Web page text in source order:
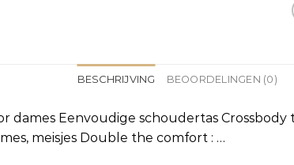
BESCHRIJVING BEOORDELINGEN (0)
dames Eenvoudige schoudertas
meisjes Double the comfort : …